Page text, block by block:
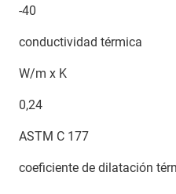
-40
conductividad térmica
W/m x K
0,24
ASTM C 177
coeficiente de dilatación